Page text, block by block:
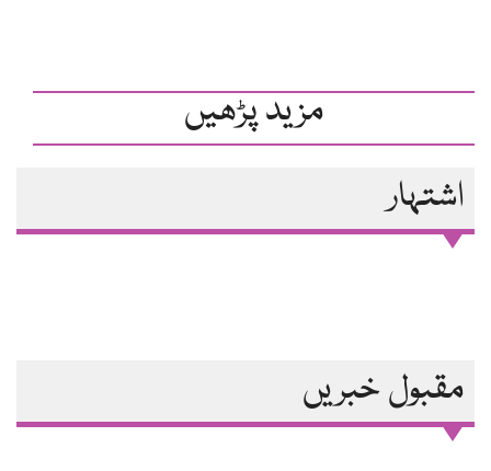
مزید پڑھیں
اشتہار
مقبول خبریں